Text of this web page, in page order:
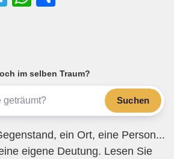
a
m
A
p
p
im selben Traum?
Suchen
ein Ort, eine Person...
eigene Deutung. Lesen Sie